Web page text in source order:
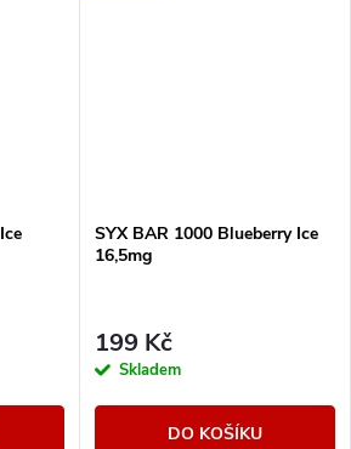
SYX BAR 1000 Blueberry Ice
16,5mg
199 Kč
Skladem
DO KOŠÍKU